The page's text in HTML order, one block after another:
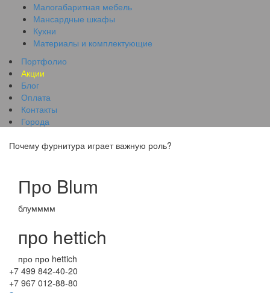
Малогабаритная мебель
Мансардные шкафы
Кухни
Материалы и комплектующие
Портфолио
Акции
Блог
Оплата
Контакты
Города
Почему фурнитура играет важную роль?
Про Blum
блумммм
про hettich
про про hettich
+7 499 842-40-20
+7 967 012-88-80